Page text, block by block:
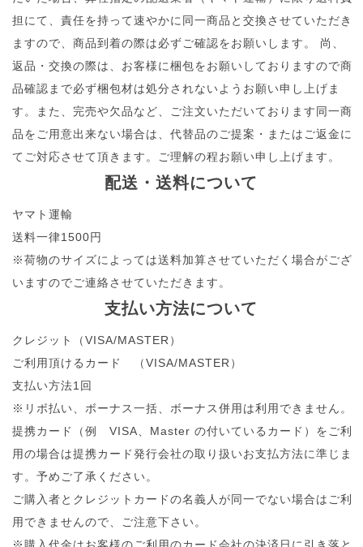
担にて、責任を持って速やかに同一商品と交換させていただき
ますので、商品到着の際は必ずご確認をお願いします。 尚、
返品・交換の際は、お客様に梱包をお願いしておりますので商
品確認まで必ず梱包材は処分されないようお願い申し上げま
す。また、完売や欠品など、ご注文いただいております同一商
品をご用意出来ない場合は、代替品のご提案・またはご返金に
てご対応させて頂きます。ご理解の程お願い申し上げます。
配送・送料について
ヤマト運輸
送料一律1500円
※荷物のサイズによっては送料加算させていただく場合がござ
いますのでご連絡させていただきます。
支払い方法について
クレジット（VISA/MASTER）
ご利用頂けるカード （VISA/MASTER）
支払い方法1回
※リボ払い、ボーナス一括、ボーナス併用は利用できません。
提携カード（例 VISA、Master の付いているカード）をご利
用の場合は提携カード発行会社の取り扱いお支払方法に準じま
す。予めご了承ください。
ご購入者とクレジットカードの名義人が同一でない場合はご利
用できませんので、ご注意下さい。